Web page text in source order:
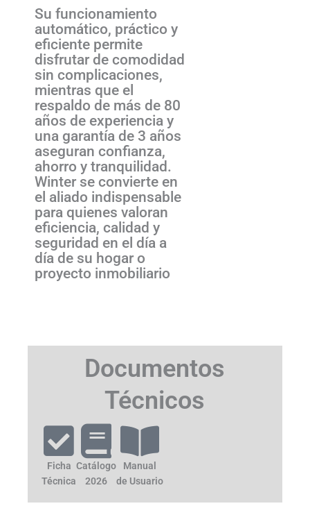
Su funcionamiento
automático, práctico y
eficiente permite
disfrutar de comodidad
sin complicaciones,
mientras que el
respaldo de más de 80
años de experiencia y
una garantía de 3 años
aseguran confianza,
ahorro y tranquilidad.
Winter se convierte en
el aliado indispensable
para quienes valoran
eficiencia, calidad y
seguridad en el día a
día de su hogar o
proyecto inmobiliario
Documentos
Técnicos
Ficha
Técnica
Catálogo
2026
Manual
de Usuario